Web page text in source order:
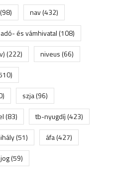
(98) nav(432)
és vámhivatal(108)
(222) niveus(66)
szja(96)
(83) tb-nyugdíj(423)
(51) áfa(427)
(59)